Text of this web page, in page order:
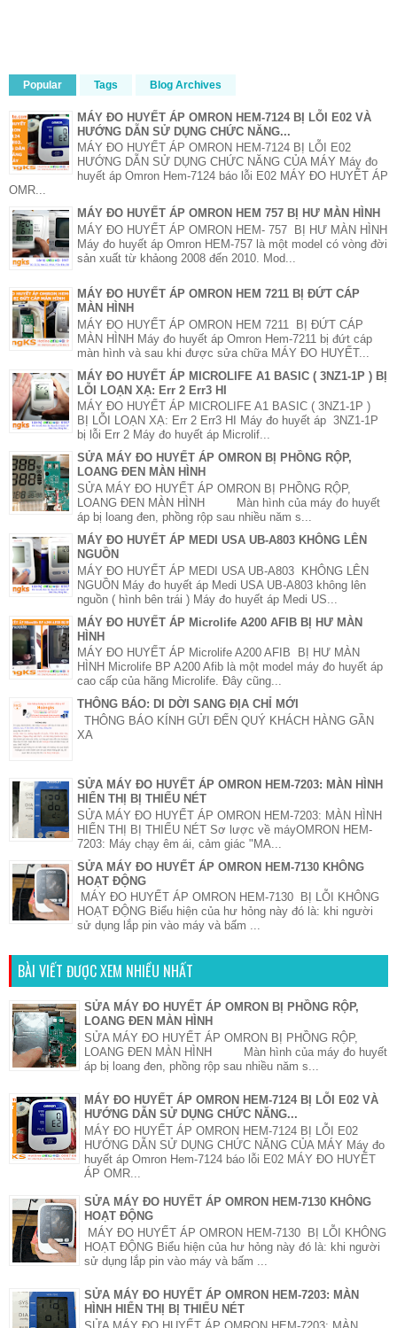
Popular Tags Blog Archives
MÁY ĐO HUYẾT ÁP OMRON HEM-7124 BỊ LỖI E02 VÀ
HƯỚNG DẪN SỬ DỤNG CHỨC NĂNG...
MÁY ĐO HUYẾT ÁP OMRON HEM-7124 BỊ LỖI E02
HƯỚNG DẪN SỬ DỤNG CHỨC NĂNG CỦA MÁY Máy đo
huyết áp Omron Hem-7124 báo lỗi E02 MÁY ĐO HUYẾT ÁP
OMR...
MÁY ĐO HUYẾT ÁP OMRON HEM 757 BỊ HƯ MÀN HÌNH
MÁY ĐO HUYẾT ÁP OMRON HEM- 757 BỊ HƯ MÀN HÌNH
Máy đo huyết áp Omron HEM-757 là một model có vòng đời
sản xuất từ khảong 2008 đến 2010. Mod...
MÁY ĐO HUYẾT ÁP OMRON HEM 7211 BỊ ĐỨT CÁP
MÀN HÌNH
MÁY ĐO HUYẾT ÁP OMRON HEM 7211 BỊ ĐỨT CÁP
MÀN HÌNH Máy đo huyết áp Omron Hem-7211 bị đứt cáp
màn hình và sau khi được sửa chữa MÁY ĐO HUYẾT...
MÁY ĐO HUYẾT ÁP MICROLIFE A1 BASIC ( 3NZ1-1P ) BỊ
LỖI LOẠN XẠ: Err 2 Err3 HI
MÁY ĐO HUYẾT ÁP MICROLIFE A1 BASIC ( 3NZ1-1P )
BỊ LỖI LOẠN XẠ: Err 2 Err3 HI Máy đo huyết áp 3NZ1-1P
bị lỗi Err 2 Máy đo huyết áp Microlif...
SỬA MÁY ĐO HUYẾT ÁP OMRON BỊ PHỒNG RỘP,
LOANG ĐEN MÀN HÌNH
SỬA MÁY ĐO HUYẾT ÁP OMRON BỊ PHỒNG RỘP,
LOANG ĐEN MÀN HÌNH Màn hình của máy đo huyết
áp bị loang đen, phồng rộp sau nhiều năm s...
MÁY ĐO HUYẾT ÁP MEDI USA UB-A803 KHÔNG LÊN
NGUỒN
MÁY ĐO HUYẾT ÁP MEDI USA UB-A803 KHÔNG LÊN
NGUỒN Máy đo huyết áp Medi USA UB-A803 không lên
nguồn ( hình bên trái ) Máy đo huyết áp Medi US...
MÁY ĐO HUYẾT ÁP Microlife A200 AFIB BỊ HƯ MÀN
HÌNH
MÁY ĐO HUYẾT ÁP Microlife A200 AFIB BỊ HƯ MÀN
HÌNH Microlife BP A200 Afib là một model máy đo huyết áp
cao cấp của hãng Microlife. Đây cũng...
THÔNG BÁO: DI DỜI SANG ĐỊA CHỈ MỚI
THÔNG BÁO KÍNH GỬI ĐẾN QUÝ KHÁCH HÀNG GẦN
XA
SỬA MÁY ĐO HUYẾT ÁP OMRON HEM-7203: MÀN HÌNH
HIỂN THỊ BỊ THIẾU NÉT
SỬA MÁY ĐO HUYẾT ÁP OMRON HEM-7203: MÀN HÌNH
HIỂN THỊ BỊ THIẾU NÉT Sơ lược về máyOMRON HEM-
7203: Máy chạy êm ái, cảm giác "MA...
SỬA MÁY ĐO HUYẾT ÁP OMRON HEM-7130 KHÔNG
HOẠT ĐỘNG
MÁY ĐO HUYẾT ÁP OMRON HEM-7130 BỊ LỖI KHÔNG
HOẠT ĐỘNG Biểu hiện của hư hỏng này đó là: khi người
sử dụng lắp pin vào máy và bấm ...
BÀI VIẾT ĐƯỢC XEM NHIỀU NHẤT
SỬA MÁY ĐO HUYẾT ÁP OMRON BỊ PHỒNG RỘP,
LOANG ĐEN MÀN HÌNH
SỬA MÁY ĐO HUYẾT ÁP OMRON BỊ PHỒNG RỘP,
LOANG ĐEN MÀN HÌNH Màn hình của máy đo huyết
áp bị loang đen, phồng rộp sau nhiều năm s...
MÁY ĐO HUYẾT ÁP OMRON HEM-7124 BỊ LỖI E02 VÀ
HƯỚNG DẪN SỬ DỤNG CHỨC NĂNG...
MÁY ĐO HUYẾT ÁP OMRON HEM-7124 BỊ LỖI E02
HƯỚNG DẪN SỬ DỤNG CHỨC NĂNG CỦA MÁY Máy đo
huyết áp Omron Hem-7124 báo lỗi E02 MÁY ĐO HUYẾT
ÁP OMR...
SỬA MÁY ĐO HUYẾT ÁP OMRON HEM-7130 KHÔNG
HOẠT ĐỘNG
MÁY ĐO HUYẾT ÁP OMRON HEM-7130 BỊ LỖI KHÔNG
HOẠT ĐỘNG Biểu hiện của hư hỏng này đó là: khi người
sử dụng lắp pin vào máy và bấm ...
SỬA MÁY ĐO HUYẾT ÁP OMRON HEM-7203: MÀN
HÌNH HIỂN THỊ BỊ THIẾU NÉT
SỬA MÁY ĐO HUYẾT ÁP OMRON HEM-7203: MÀN